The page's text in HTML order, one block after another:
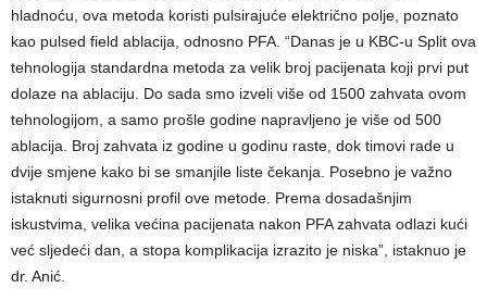
hladnoću, ova metoda koristi pulsirajuće električno polje, poznato
kao pulsed field ablacija, odnosno PFA. “Danas je u KBC-u Split ova
tehnologija standardna metoda za velik broj pacijenata koji prvi put
dolaze na ablaciju. Do sada smo izveli više od 1500 zahvata ovom
tehnologijom, a samo prošle godine napravljeno je više od 500
ablacija. Broj zahvata iz godine u godinu raste, dok timovi rade u
dvije smjene kako bi se smanjile liste čekanja. Posebno je važno
istaknuti sigurnosni profil ove metode. Prema dosadašnjim
iskustvima, velika većina pacijenata nakon PFA zahvata odlazi kući
već sljedeći dan, a stopa komplikacija izrazito je niska”, istaknuo je
dr. Anić.